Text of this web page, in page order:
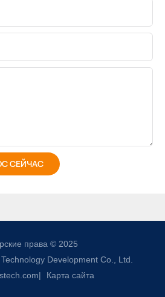
СЕЙЧАС
права © 2025
Development Co., Ltd.
| Карта сайта